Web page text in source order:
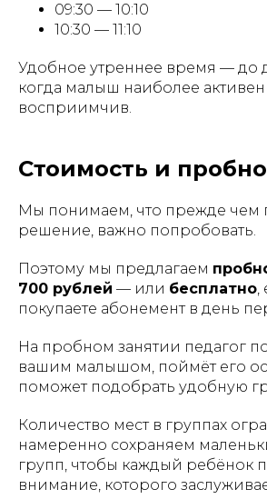
09:30 — 10:10
10:30 — 11:10
Удобное утреннее время — до
когда малыш наиболее активен
восприимчив.
Стоимость и
Мы понимаем, что прежде чем
решение, важно попробовать.
Поэтому мы предлагаем
700 рублей — или бесплатно,
покупаете абонемент в день
На пробном занятии педагог
вашим малышом, поймёт его
поможет подобрать удобную
Количество мест в группах
намеренно сохраняем
групп, чтобы каждый ребёнок
внимание, которого